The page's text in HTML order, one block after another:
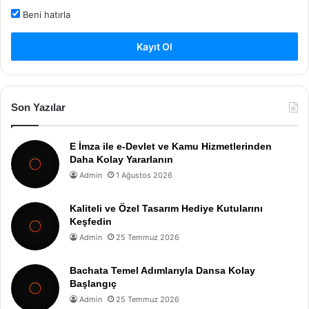
Beni hatırla
Kayıt Ol
Son Yazılar
E İmza ile e-Devlet ve Kamu Hizmetlerinden
Daha Kolay Yararlanın
Admin 1 Ağustos 2026
Kaliteli ve Özel Tasarım Hediye Kutularını
Keşfedin
Admin 25 Temmuz 2026
Bachata Temel Adımlarıyla Dansa Kolay
Başlangıç
Admin 25 Temmuz 2026